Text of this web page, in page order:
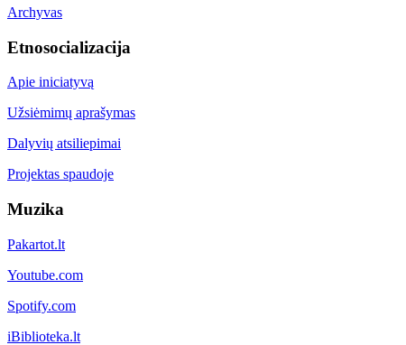
Archyvas
Etnosocializacija
Apie iniciatyvą
Užsiėmimų aprašymas
Dalyvių atsiliepimai
Projektas spaudoje
Muzika
Pakartot.lt
Youtube.com
Spotify.com
iBiblioteka.lt